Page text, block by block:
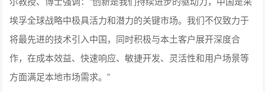
埃孚全球战略中极具活力和潜力的关键市场。我们不仅致力于
将最先进的技术引入中国，同时积极与本土客户展开深度合
作，在成本效益、快速响应、敏捷开发、灵活性和用户场景等
方面满足本地市场需求。”